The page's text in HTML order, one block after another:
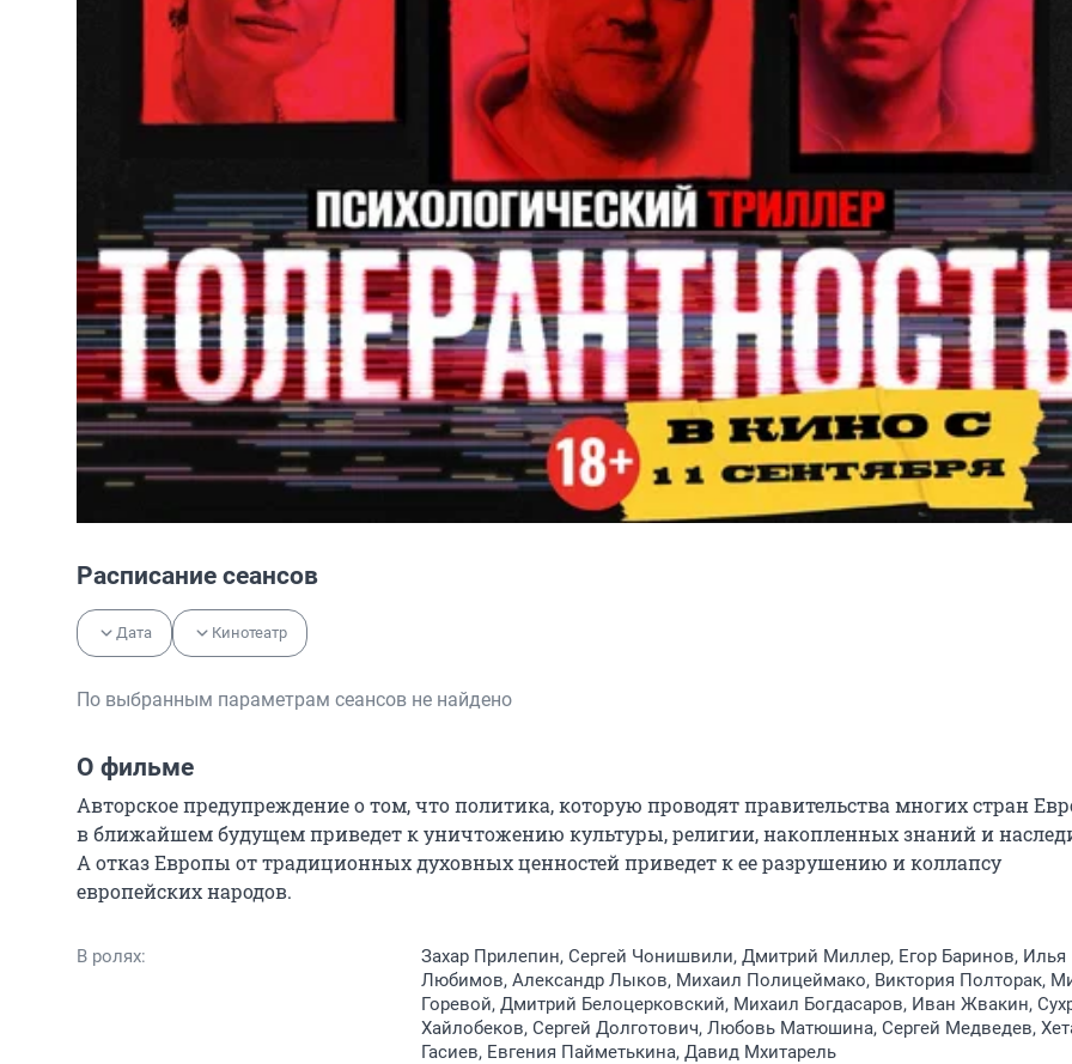
Расписание сеансов
Дата Кинотеатр
По выбранным параметрам сеансов не найдено
О фильме
Авторское предупреждение о том, что политика, которую проводят правительства многих стран
в ближайшем будущем приведет к уничтожению культуры, религии, накопленных знаний и
А отказ Европы от традиционных духовных ценностей приведет к ее разрушению и коллапсу
европейских народов.
В ролях:
Захар Прилепин, Сергей Чонишвили, Дмитрий Миллер, Егор Баринов, Илья
Любимов, Александр Лыков, Михаил Полицеймако, Виктория Полторак,
Горевой, Дмитрий Белоцерковский, Михаил Богдасаров, Иван Жвакин,
Хайлобеков, Сергей Долготович, Любовь Матюшина, Сергей Медведев,
Гасиев, Евгения Пайметькина, Давид Мхитарель